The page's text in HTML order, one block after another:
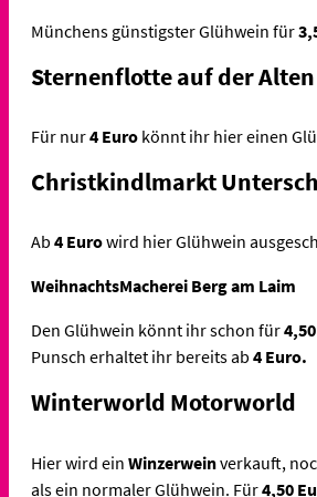
Münchens günstigster Glühwein für
Sternenflotte auf der
Für nur4 Euro könnt ihr hier einen
Christkindlmarkt
Ab 4 Eurowird hier Glühwein
WeihnachtsMacherei Berg am Laim
Den Glühwein könnt ihr schon für
Punsch erhaltet ihr bereits ab 4 Euro.
Winterworld Motorworld
Hier wird ein Winzerweinverkauft,
als ein normaler Glühwein. Für4,50